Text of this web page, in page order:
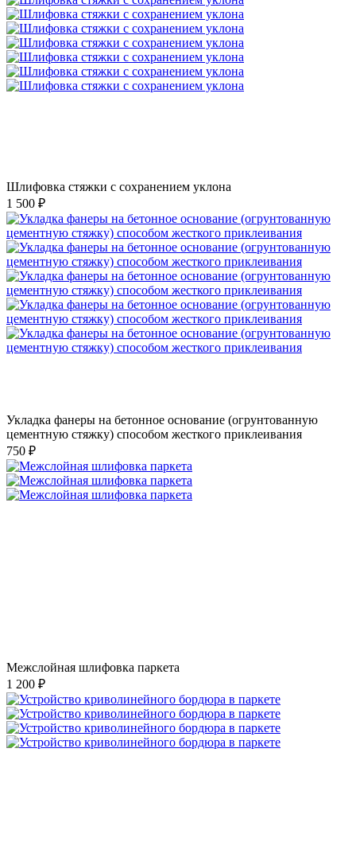
Шлифовка стяжки с сохранением уклона
1 500 ₽
Укладка фанеры на бетонное основание (огрунтованную
цементную стяжку) способом жесткого приклеивания
750 ₽
Межслойная шлифовка паркета
1 200 ₽